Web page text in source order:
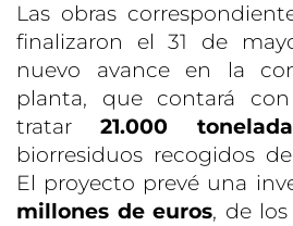
Las obras
finalizaron el 31 de
nuevo avance en la
planta, que contará
tratar21.000
biorresiduos recogidos
El proyecto prevé una
millones de euros, de